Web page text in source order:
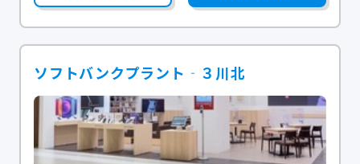
ソフトバンクプラント‐３川北